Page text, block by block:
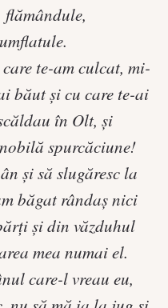
te-am culcat, mi-
băut şi cu care te-ai
în Olt, şi
spurcăciune!
şi să slugăresc la
băgat rândaş nici
şi din văzduhul
mea numai el.
care-l vreau eu,